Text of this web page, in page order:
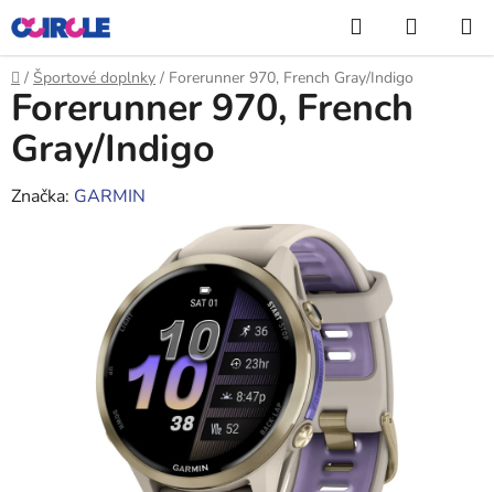
Prejsť
na
obsah
Hľadať
KOŠÍK
Domov
/ Športové doplnky / Forerunner 970, French Gray/Indigo
Forerunner 970, French
Gray/Indigo
Značka: GARMIN